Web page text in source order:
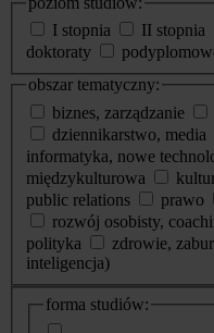
I stopnia
II stopnia
doktoraty
obszar tematyczny:
biznes, zarządzanie
dziennikarstwo, media
informatyka, nowe
międzykulturowa
public relations
prawo
rozwój osobisty,
polityka
zdrowie,
inteligencja)
dodatkowe
informacje
forma studiów: